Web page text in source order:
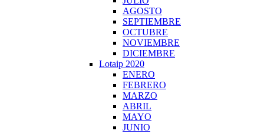
AGOSTO
SEPTIEMBRE
OCTUBRE
NOVIEMBRE
DICIEMBRE
Lotaip 2020
ENERO
FEBRERO
MARZO
ABRIL
MAYO
JUNIO